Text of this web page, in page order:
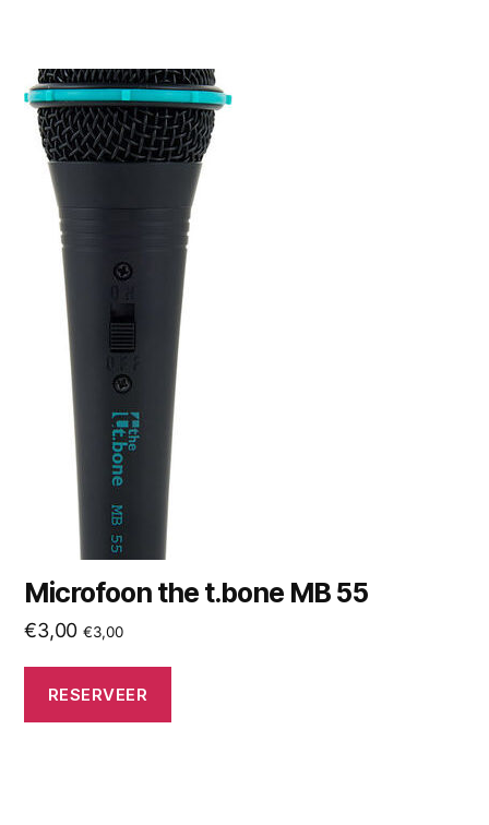
Microfoon the t.bone MB 55
€3,00 €3,00
RESERVEER